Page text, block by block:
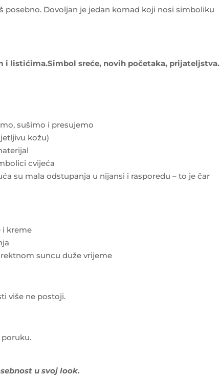
posebno. Dovoljan je jedan komad koji nosi simboliku
i listićima.Simbol sreće, novih početaka, prijateljstva.
sušimo i presujemo
kožu)
cvijeća
su mala odstupanja u nijansi i rasporedu – to je čar
i kreme
suncu duže vrijeme
više ne postoji.
u svoj look.